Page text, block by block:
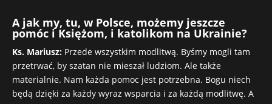
A jak my, tu, w Polsce, możemy jeszcze
pomóc i Księżom, i katolikom na Ukrainie?
Ks. Mariusz: Przede wszystkim modlitwą. Byśmy mogli tam
przetrwać, by szatan nie mieszał ludziom. Ale także
materialnie. Nam każda pomoc jest potrzebna. Bogu niech
będą dzięki za każdy wyraz wsparcia i za każdą modlitwę. A